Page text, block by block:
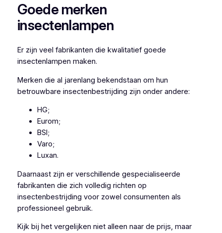
Goede merken
insectenlampen
Er zijn veel fabrikanten die kwalitatief goede
insectenlampen maken.
Merken die al jarenlang bekendstaan om hun
betrouwbare insectenbestrijding zijn onder andere:
HG;
Eurom;
BSI;
Varo;
Luxan.
Daarnaast zijn er verschillende gespecialiseerde
fabrikanten die zich volledig richten op
insectenbestrijding voor zowel consumenten als
professioneel gebruik.
Kijk bij het vergelijken niet alleen naar de prijs, maar